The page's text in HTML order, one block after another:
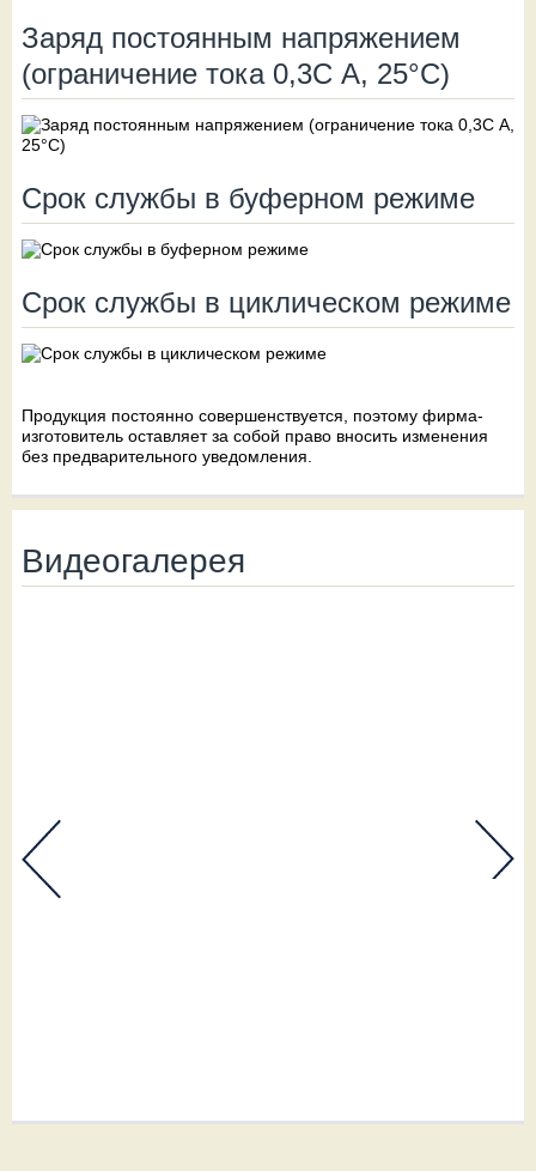
Заряд постоянным напряжением
(ограничение тока 0,3С А, 25°С)
Срок службы в буферном режиме
Срок службы в циклическом режиме
Продукция постоянно совершенствуется, поэтому фирма-
изготовитель оставляет за собой право вносить изменения
без предварительного уведомления.
Видеогалерея